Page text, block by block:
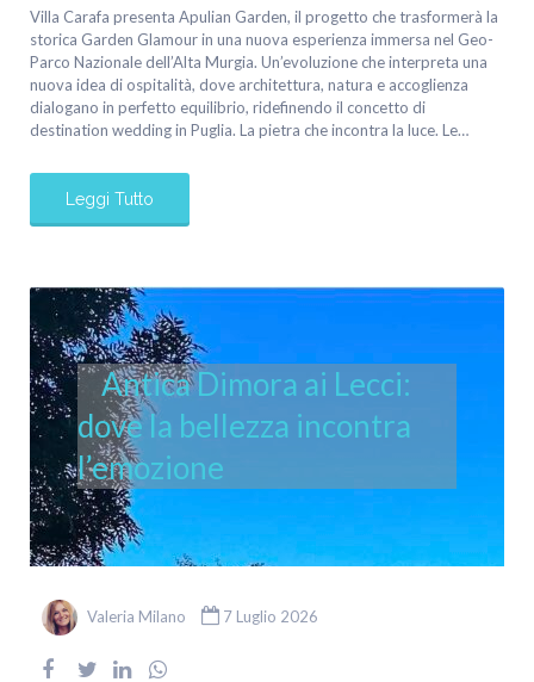
Villa Carafa presenta Apulian Garden, il progetto che trasformerà la
storica Garden Glamour in una nuova esperienza immersa nel Geo-
Parco Nazionale dell’Alta Murgia. Un’evoluzione che interpreta una
nuova idea di ospitalità, dove architettura, natura e accoglienza
dialogano in perfetto equilibrio, ridefinendo il concetto di
destination wedding in Puglia. La pietra che incontra la luce. Le…
Leggi Tutto
Antica Dimora ai Lecci:
dove la bellezza incontra
l’emozione
Valeria Milano 7 Luglio 2026